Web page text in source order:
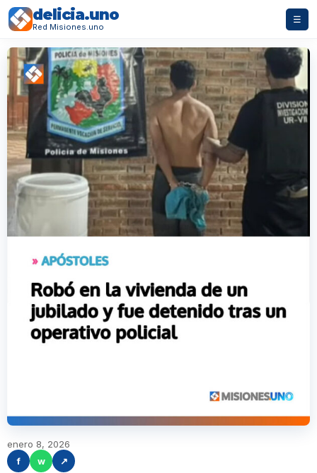
delicia.uno
Red Misiones.uno
☰
enero 8, 2026
f
w ↗